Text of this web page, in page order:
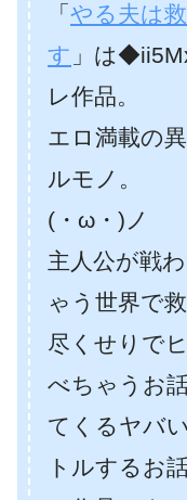
「 やる夫は
す 」は
レ作品。
エロ満載の
ルモノ。
(・ω・)ノ
主人公が戦
ゃう世界で
尽くせりで
べちゃうお
てくるヤバ
トルするお